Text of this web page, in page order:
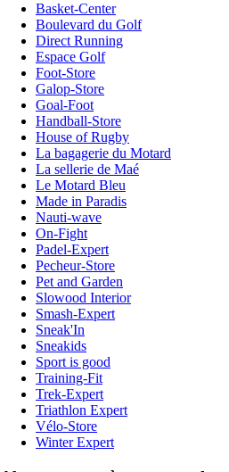
Basket-Center
Boulevard du Golf
Direct Running
Espace Golf
Foot-Store
Galop-Store
Goal-Foot
Handball-Store
House of Rugby
La bagagerie du Motard
La sellerie de Maé
Le Motard Bleu
Made in Paradis
Nauti-wave
On-Fight
Padel-Expert
Pecheur-Store
Pet and Garden
Slowood Interior
Smash-Expert
Sneak'In
Sneakids
Sport is good
Training-Fit
Trek-Expert
Triathlon Expert
Vélo-Store
Winter Expert